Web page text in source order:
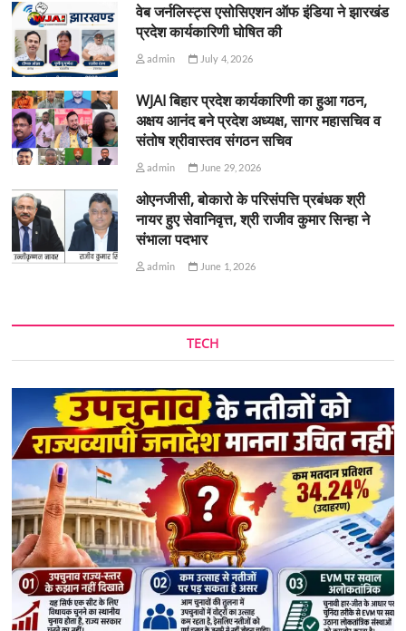
वेब जर्नलिस्ट्स एसोसिएशन ऑफ इंडिया ने झारखंड
प्रदेश कार्यकारिणी घोषित की
admin July 4, 2026
WJAI बिहार प्रदेश कार्यकारिणी का हुआ गठन,
अक्षय आनंद बने प्रदेश अध्यक्ष, सागर महासचिव व
संतोष श्रीवास्तव संगठन सचिव
admin June 29, 2026
ओएनजीसी, बोकारो के परिसंपत्ति प्रबंधक श्री
नायर हुए सेवानिवृत्त, श्री राजीव कुमार सिन्हा ने
संभाला पदभार
admin June 1, 2026
TECH